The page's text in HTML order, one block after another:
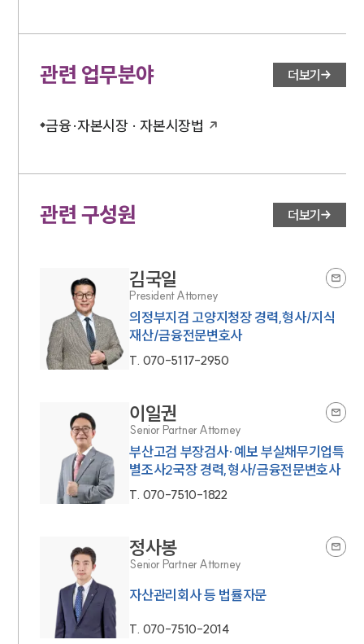
관련 업무분야 더보기
금융·자본시장 · 자본시장법
관련 구성원 더보기
김국일
President Attorney
의정부지검 고양지청장 경력,형사/지식
재산/금융전문변호사
T. 070-5117-2950
이일권
Senior Partner Attorney
부산고검 부장검사·예보 부실채무기업특
별조사2국장 경력,형사/금융전문변호사
T. 070-7510-1822
정사봉
Senior Partner Attorney
자산관리회사 등 법률자문
T. 070-7510-2014